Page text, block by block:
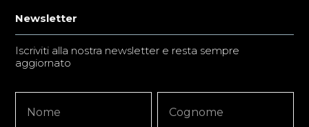
Newsletter
Iscriviti alla nostra newsletter e resta sempre
aggiornato
Signup